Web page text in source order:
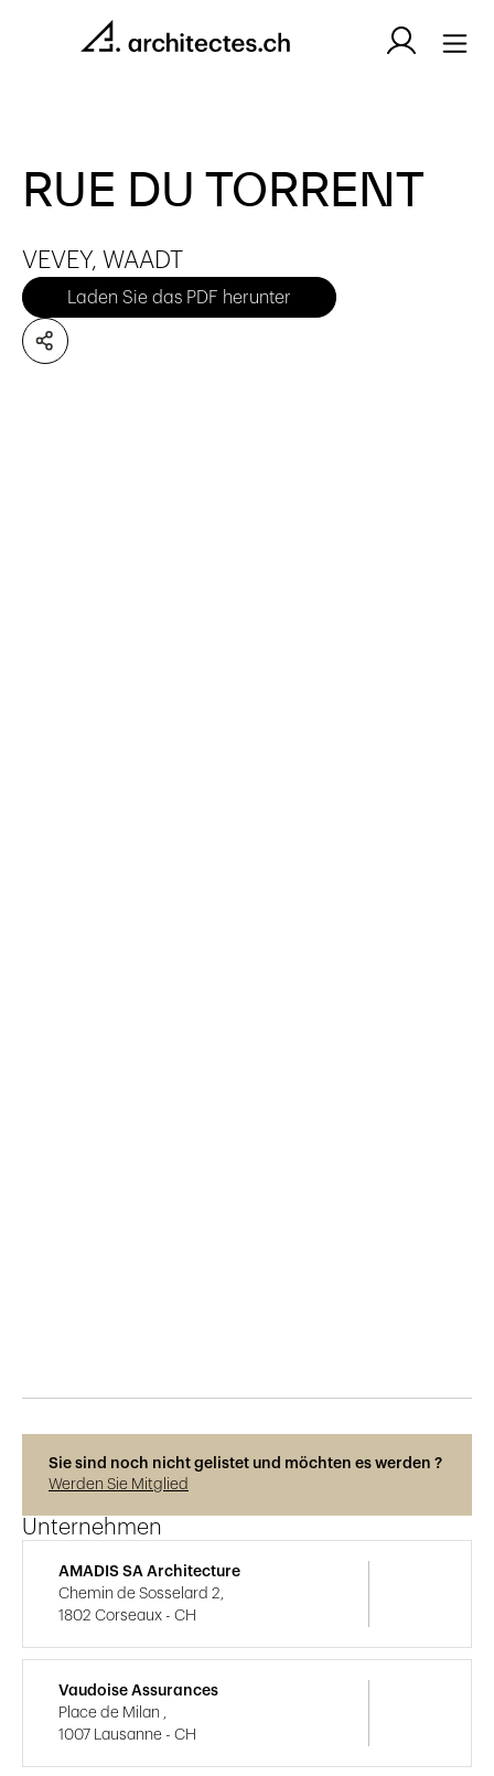
RUE DU TORRENT
VEVEY, WAADT
Laden Sie das PDF herunter
Sie sind noch nicht gelistet und möchten es werden ?
Werden Sie Mitglied
Unternehmen
AMADIS SA Architecture
Chemin de Sosselard 2,
1802 Corseaux - CH
Vaudoise Assurances
Place de Milan ,
1007 Lausanne - CH